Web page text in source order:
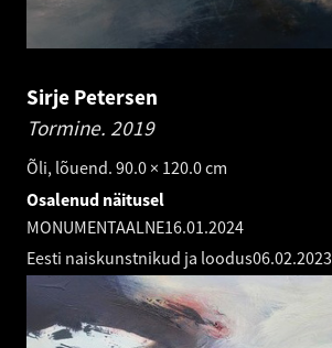
Sirje Petersen
Tormine. 2019
Õli, lõuend. 90.0 × 120.0 cm
Osalenud näitusel
MONUMENTAALNE16.01.2024
Eesti naiskunstnikud ja loodus06.02.2023